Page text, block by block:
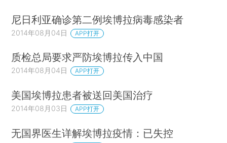
尼日利亚确诊第二例埃博拉病毒感染者
2014年08月04日 APP打开
质检总局要求严防埃博拉传入中国
2014年08月04日 APP打开
美国埃博拉患者被送回美国治疗
2014年08月03日 APP打开
无国界医生详解埃博拉疫情：已失控